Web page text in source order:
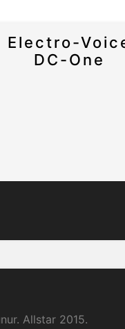
Electro-
DC-One
Allstar 2015.